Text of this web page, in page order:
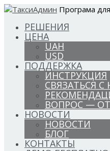
Програма
РЕШЕНИЯ
ЦЕНА
UAH
USD
ПОДДЕРЖКА
ИНСТРУКЦИЯ
СВЯЗАТЬСЯ С
ВОПРОС —
НОВОСТИ
НОВОСТИ
БЛОГ
КОНТАКТЫ